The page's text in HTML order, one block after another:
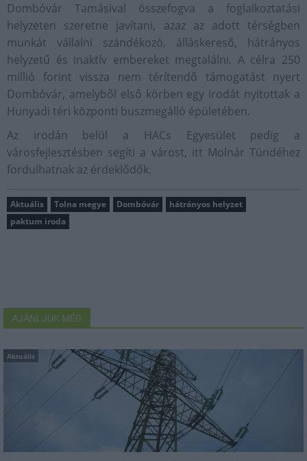
Dombóvár Tamásival összefogva a foglalkoztatási
helyzeten szeretne javítani, azaz az adott térségben
munkát vállalni szándékozó, álláskereső, hátrányos
helyzetű és inaktív embereket megtalálni. A célra 250
millió forint vissza nem térítendő támogatást nyert
Dombóvár, amelyből első körben egy irodát nyitottak a
Hunyadi téri központi buszmegálló épületében.
Az irodán belül a HACs Egyesület pedig a
városfejlesztésben segíti a várost, itt Molnár Tündéhez
fordulhatnak az érdeklődők.
Aktuális Tolna megye Dombóvár
hátrányos helyzet
paktum iroda
AJÁNLJUK MÉG
Aktuális